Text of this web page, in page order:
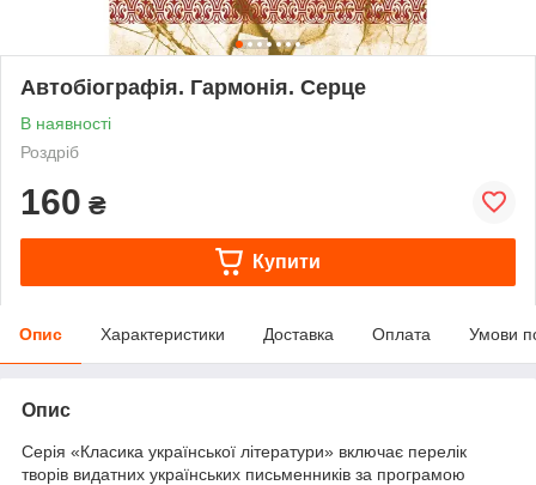
Автобіографія. Гармонія. Серце
В наявності
Роздріб
160 ₴
Купити
Опис Характеристики Доставка Оплата Умови
Опис
Серія «Класика української літератури» включає перелік
творів видатних українських письменників за програмою